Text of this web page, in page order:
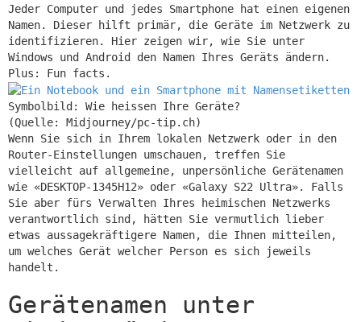
Jeder Computer und jedes Smartphone hat einen eigenen
Namen. Dieser hilft primär, die Geräte im Netzwerk zu
identifizieren. Hier zeigen wir, wie Sie unter
Windows und Android den Namen Ihres Geräts ändern.
Plus: Fun facts.
Symbolbild: Wie heissen Ihre Geräte?
(Quelle: Midjourney/pc-tip.ch)
Wenn Sie sich in Ihrem lokalen Netzwerk oder in den
Router-Einstellungen umschauen, treffen Sie
vielleicht auf allgemeine, unpersönliche Gerätenamen
wie «DESKTOP-1345H12» oder «Galaxy S22 Ultra». Falls
Sie aber fürs Verwalten Ihres heimischen Netzwerks
verantwortlich sind, hätten Sie vermutlich lieber
etwas aussagekräftigere Namen, die Ihnen mitteilen,
um welches Gerät welcher Person es sich jeweils
handelt.
Gerätenamen unter